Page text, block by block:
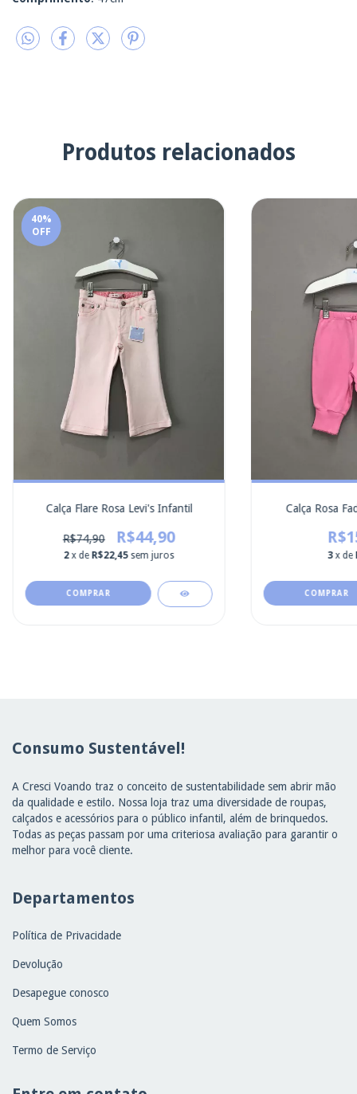
Produtos relacionados
40%
OFF
Calça Flare Rosa Levi's Infantil
R$74,90 R$44,90
2 x de R$22,45 sem juros
COMPRAR
Calça Rosa
3 x de
COMPRAR
Consumo Sustentável!
A Cresci Voando traz o conceito de sustentabilidade sem abrir mão
da qualidade e estilo. Nossa loja traz uma diversidade de roupas,
calçados e acessórios para o público infantil, além de brinquedos.
Todas as peças passam por uma criteriosa avaliação para garantir o
melhor para você cliente.
Departamentos
Política de Privacidade
Devolução
Desapegue conosco
Quem Somos
Termo de Serviço